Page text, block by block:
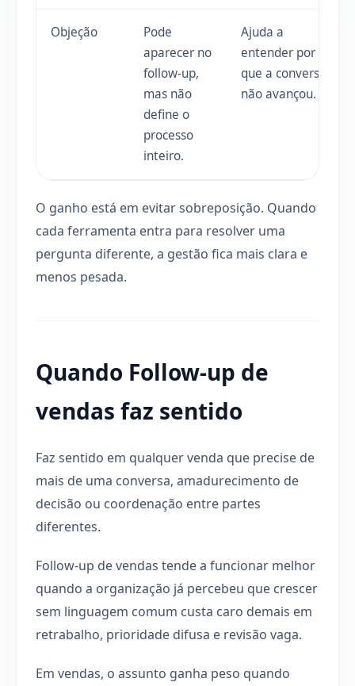
Objeção
Pode
aparecer no
follow-up,
mas não
define o
processo
inteiro.
Ajuda a
entender por
que a conversa
não avançou.
O ganho está em evitar sobreposição. Quando
cada ferramenta entra para resolver uma
pergunta diferente, a gestão fica mais clara e
menos pesada.
Quando Follow-up de
vendas faz sentido
Faz sentido em qualquer venda que precise de
mais de uma conversa, amadurecimento de
decisão ou coordenação entre partes
diferentes.
Follow-up de vendas tende a funcionar melhor
quando a organização já percebeu que crescer
sem linguagem comum custa caro demais em
retrabalho, prioridade difusa e revisão vaga.
Em vendas, o assunto ganha peso quando